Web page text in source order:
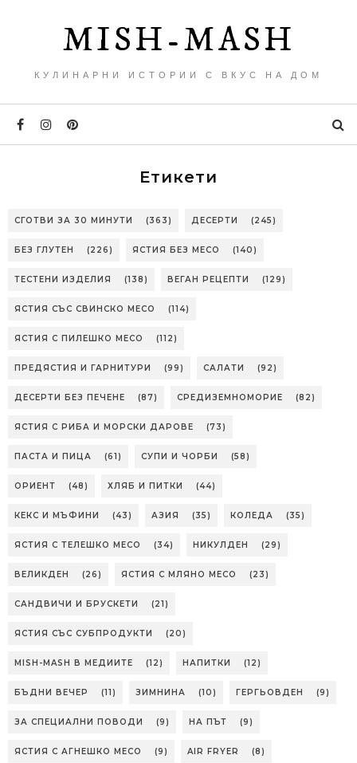
MISH-MASH
КУЛИНАРНИ ИСТОРИИ С ВКУС НА ДОМ
Етикети
СГОТВИ ЗА 30 МИНУТИ (363) ДЕСЕРТИ (245)
БЕЗ ГЛУТЕН (226) ЯСТИЯ БЕЗ МЕСО (140)
ТЕСТЕНИ ИЗДЕЛИЯ (138) ВЕГАН РЕЦЕПТИ (129)
ЯСТИЯ СЪС СВИНСКО МЕСО (114)
ЯСТИЯ С ПИЛЕШКО МЕСО (112)
ПРЕДЯСТИЯ И ГАРНИТУРИ (99) САЛАТИ (92)
ДЕСЕРТИ БЕЗ ПЕЧЕНЕ (87) СРЕДИЗЕМНОМОРИЕ (82)
ЯСТИЯ С РИБА И МОРСКИ ДАРОВЕ (73)
ПАСТА И ПИЦА (61) СУПИ И ЧОРБИ (58)
ОРИЕНТ (48) ХЛЯБ И ПИТКИ (44)
КЕКС И МЪФИНИ (43) АЗИЯ (35) КОЛЕДА (35)
ЯСТИЯ С ТЕЛЕШКО МЕСО (34) НИКУЛДЕН (29)
ВЕЛИКДЕН (26) ЯСТИЯ С МЛЯНО МЕСО (23)
САНДВИЧИ И БРУСКЕТИ (21)
ЯСТИЯ СЪС СУБПРОДУКТИ (20)
MISH-MASH В МЕДИИТЕ (12) НАПИТКИ (12)
БЪДНИ ВЕЧЕР (11) ЗИМНИНА (10) ГЕРГЬОВДЕН (9)
ЗА СПЕЦИАЛНИ ПОВОДИ (9) НА ПЪТ (9)
ЯСТИЯ С АГНЕШКО МЕСО (9) AIR FRYER (8)